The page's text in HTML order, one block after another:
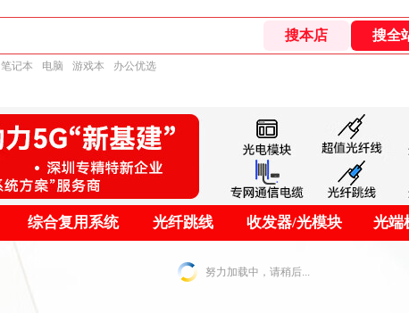
笔记本 电脑 游戏本 办公优选
综合复用系统 光纤跳线 收发器/光模块 光端
努力加载中，请稍后...